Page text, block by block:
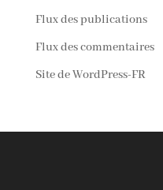
Flux des publications
Flux des commentaires
Site de WordPress-FR